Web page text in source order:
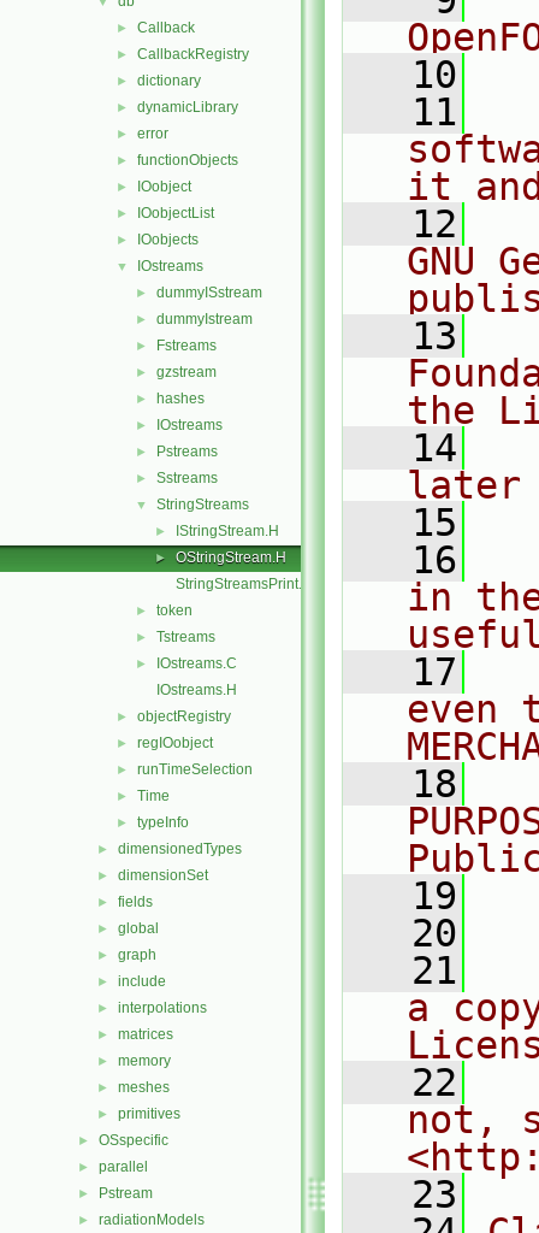
► Callback
► CallbackRegistry
► dictionary
► dynamicLibrary
► error
► functionObjects
► IOobject
► IOobjectList
► IOobjects
▼ IOstreams
► dummyISstream
► dummyIstream
► Fstreams
► gzstream
► hashes
► IOstreams
► Pstreams
► Sstreams
▼ StringStreams
► IStringStream.H
►
OStringStream.H
StringStreamsPrint.C
► token
► Tstreams
►
IOstreams.C
IOstreams.H
► objectRegistry
► regIOobject
► runTimeSelection
► Time
► typeInfo
► dimensionedTypes
► dimensionSet
► fields
► global
► graph
► include
► interpolations
► matrices
► memory
► meshes
► primitives
► OSspecific
► parallel
► Pstream
► radiationModels
   10
   11
it
   12
GNU
   13
the
   14
later
   15
   16
in
   17
even
   18
   19
   20
   21
a
   22
not,
   23